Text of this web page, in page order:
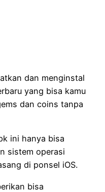
dan menginstal
yang bisa kamu
dan coins tanpa
ini hanya bisa
sistem operasi
di ponsel iOS.
bisa